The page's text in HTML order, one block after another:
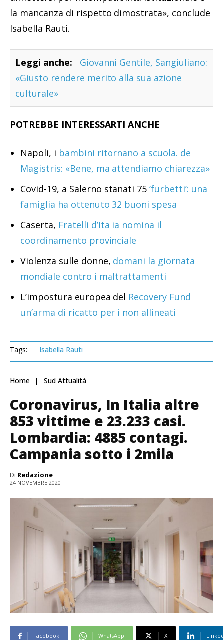
la mancanza di rispetto dimostrata», conclude
Isabella Rauti.
Leggi anche:
Giovanni Gentile, Sangiuliano:
«Giusto rendere merito alla sua azione
culturale»
POTREBBE INTERESSARTI ANCHE
Napoli, i bambini ritornano a scuola. de
Magistris: «Bene, ma attendiamo chiarezza»
Covid-19, a Salerno stanati 75 ‘furbetti’: una
famiglia ha ottenuto 32 buoni spesa
Caserta, Fratelli d’Italia nomina il
coordinamento provinciale
Violenza sulle donne, domani la giornata
mondiale contro i maltrattamenti
L’impostura europea del Recovery Fund
un’arma di ricatto per i non allineati
Tags: Isabella Rauti
Home Sud Attualità
Coronavirus, In Italia altre
853 vittime e 23.233 casi.
Lombardia: 4885 contagi.
Campania sotto i 2mila
Di Redazione
24 NOVEMBRE 2020
Facebook WhatsApp X